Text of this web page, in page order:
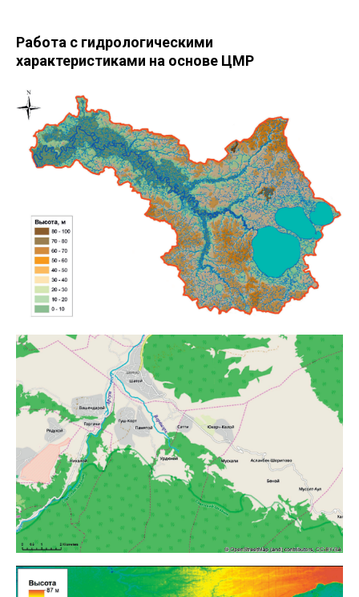
Работа с гидрологическими
характеристиками на основе ЦМР